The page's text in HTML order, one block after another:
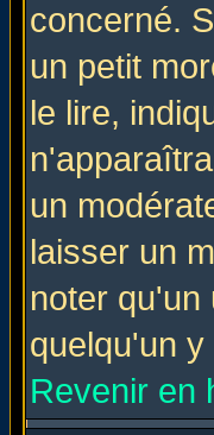
concerné.
un petit
le lire,
un
laisser un
noter qu'un
quelqu'un
Revenir en